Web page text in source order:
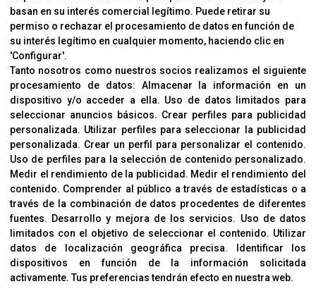
CORVER
Aviso Legal
Sobre Nosotros
Cookies
Política De Privacidad
OFICINAS
C/ Coneixement 5, 08850
Gavà (Barcelona)
CONTACTO
T. (+34) 93 638 38 60
corver@corver.es
basan en su interés comercial legítimo. Puede retirar su
permiso o rechazar el procesamiento de datos en función de
su interés legítimo en cualquier momento, haciendo clic en
'Configurar'.
Tanto nosotros como nuestros socios realizamos el siguiente
procesamiento de datos: Almacenar la información en un
dispositivo y/o acceder a ella. Uso de datos limitados para
seleccionar anuncios básicos. Crear perfiles para publicidad
personalizada. Utilizar perfiles para seleccionar la publicidad
personalizada. Crear un perfil para personalizar el contenido.
Uso de perfiles para la selección de contenido personalizado.
Medir el rendimiento de la publicidad . Medir el rendimiento del
contenido. Comprender al público a través de estadísticas o a
través de la combinación de datos procedentes de diferentes
fuentes. Desarrollo y mejora de los servicios. Uso de datos
limitados con el objetivo de seleccionar el contenido. Utilizar
datos de localización geográfica precisa.
Identificar los
dispositivos en función de la información solicitada
activamente.Tus preferencias tendrán efecto en nuestra web.